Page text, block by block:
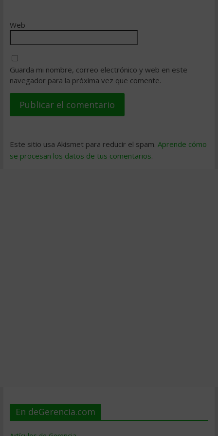
Web
Guarda mi nombre, correo electrónico y web en este
navegador para la próxima vez que comente.
Este sitio usa Akismet para reducir el spam. Aprende cómo
se procesan los datos de tus comentarios.
En deGerencia.com